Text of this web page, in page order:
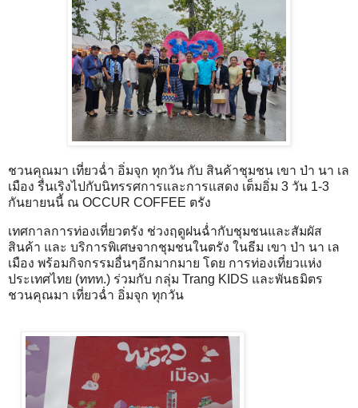
ชวนคุณมา เที่ยวฉ่ำ อิ่มจุก ทุกวัน กับ สินค้าชุมชน เขา ป่า นา เล
เมือง รื่นเริงไปกับนิทรรศการและการแสดง เต็มอิ่ม 3 วัน 1-3
กันยายนนี้ ณ OCCUR COFFEE ตรัง
เทศกาลการท่องเที่ยวตรัง ช่วงฤดูฝนฉ่ำกับชุมชนและสัมผัส
สินค้า และ บริการพิเศษจากชุมชนในตรัง ในธีม เขา ป่า นา เล
เมือง พร้อมกิจกรรมอื่นๆอีกมากมาย โดย การท่องเที่ยวแห่ง
ประเทศไทย (ททท.) ร่วมกับ กลุ่ม Trang KIDS และพันธมิตร
ชวนคุณมา เที่ยวฉ่ำ อิ่มจุก ทุกวัน